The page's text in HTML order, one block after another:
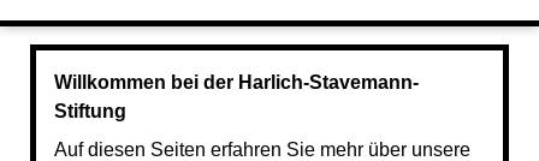
2019
2018
2016
Willkommen bei der Harlich-Stavemann-
Stiftung
Auf diesen Seiten erfahren Sie mehr über unsere